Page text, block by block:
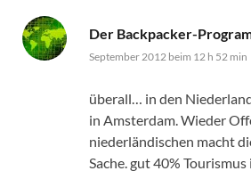
Der Backpacker-
September 2012 beim 12 h 52 min
überall… in den
in Amsterdam. Wieder
niederländischen macht
Sache. gut 40%